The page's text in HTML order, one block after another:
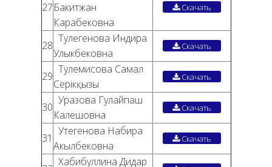
27Бакитжан
Карабековна
Скачать
28
Тулегенова Индира
Улыкбековна
Скачать
29
Тулемисова Самал
Серікқызы
Скачать
30
Уразова Гулайпаш
Калешовна
Скачать
31
Утегенова Набира
Акылбековна
Скачать
Хабибуллина Дидар